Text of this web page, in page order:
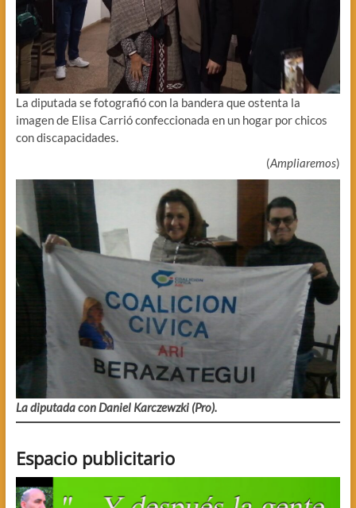
La diputada se fotografió con la bandera que ostenta la
imagen de Elisa Carrió confeccionada en un hogar por chicos
con discapacidades.
(Ampliaremos)
La diputada con Daniel Karczewzki (Pro).
Espacio publicitario